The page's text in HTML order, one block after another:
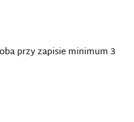
przy zapisie minimum 3